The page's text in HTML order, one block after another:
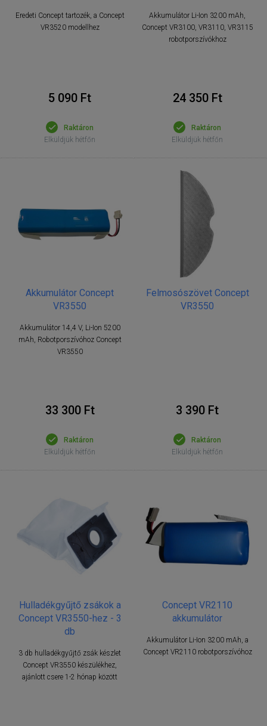
Eredeti Concept tartozék, a Concept
VR3520 modellhez
5 090 Ft
Raktáron
Elküldjük hétfőn
Akkumulátor Li-Ion 3200 mAh,
Concept VR3100, VR3110, VR3115
robotporszívókhoz
24 350 Ft
Raktáron
Elküldjük hétfőn
Akkumulátor Concept
VR3550
Akkumulátor 14,4 V, Li-Ion 5200
mAh, Robotporszívóhoz Concept
VR3550
33 300 Ft
Raktáron
Elküldjük hétfőn
Felmosószövet Concept
VR3550
3 390 Ft
Raktáron
Elküldjük hétfőn
Hulladékgyűjtő zsákok a
Concept VR3550-hez - 3
db
3 db hulladékgyűjtő zsák készlet
Concept VR3550 készülékhez,
ajánlott csere 1-2 hónap között
Concept VR2110
akkumulátor
Akkumulátor Li-Ion 3200 mAh, a
Concept VR2110 robotporszívóhoz